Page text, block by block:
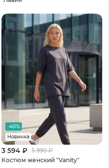
-40%
Новинка
3 594 ₽ 5 990₽
Костюм женский "Vanity"